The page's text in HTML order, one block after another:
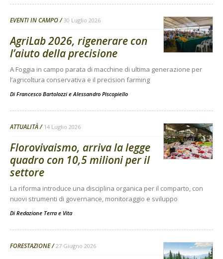
EVENTI IN CAMPO 30 Luglio 2026
AgriLab 2026, rigenerare con
l’aiuto della precisione
A Foggia in campo parata di macchine di ultima generazione per
l’agricoltura conservativa e il precision farming
Di Francesco Bartolozzi eAlessandro Piscopiello
ATTUALITÀ 14 Luglio 2026
Florovivaismo, arriva la legge
quadro con 10,5 milioni per il
settore
La riforma introduce una disciplina organica per il comparto, con
nuovi strumenti di governance, monitoraggio e sviluppo
Di Redazione Terra e Vita
FORESTAZIONE 27 Giugno 2026